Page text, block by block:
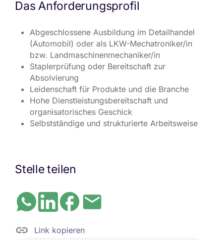
Das Anforderungsprofil
Abgeschlossene Ausbildung im Detailhandel
(Automobil) oder als LKW-Mechatroniker/in
bzw. Landmaschinenmechaniker/in
Staplerprüfung oder Bereitschaft zur
Absolvierung
Leidenschaft für Produkte und die Branche
Hohe Dienstleistungsbereitschaft und
organisatorisches Geschick
Selbstständige und strukturierte Arbeitsweise
Stelle teilen
Link kopieren